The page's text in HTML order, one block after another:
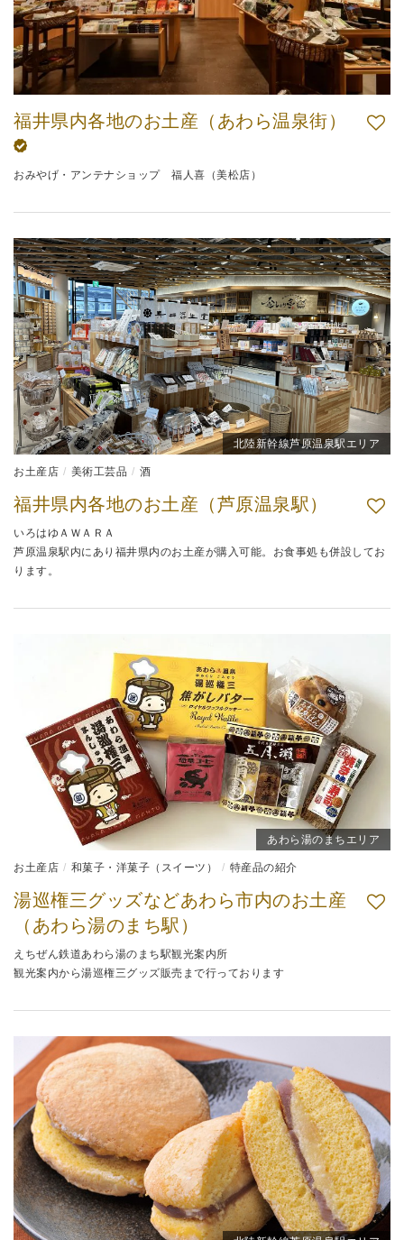
福井県内各地のお土産（あわら温泉街）
おみやげ・アンテナショップ 福人喜（美松店）
北陸新幹線芦原温泉駅エリア
お土産店 美術工芸品 酒
福井県内各地のお土産（芦原温泉駅）
いろはゆＡＷＡＲＡ
芦原温泉駅内にあり福井県内のお土産が購入可能。お食事処も併設してお
ります。
あわら湯のまちエリア
お土産店 和菓子・洋菓子（スイーツ） 特産品の紹介
湯巡権三グッズなどあわら市内のお土産
（あわら湯のまち駅）
えちぜん鉄道あわら湯のまち駅観光案内所
観光案内から湯巡権三グッズ販売まで行っております